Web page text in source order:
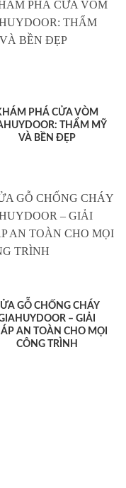
PHÁ CỬA VÒM
THẨM MỸ
VÀ BỀN ĐẸP
GỖ CHỐNG CHÁY
– GIẢI
AN TOÀN CHO MỌI
CÔNG TRÌNH